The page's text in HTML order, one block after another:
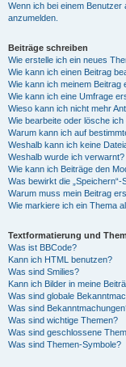
Wenn ich bei einem
anzumelden.
Beiträge schreiben
Wie erstelle ich ein neues
Wie kann ich einen Beitrag
Wie kann ich meinem Beitrag
Wie kann ich eine Umfrage
Wieso kann ich nicht mehr
Wie bearbeite oder lösche
Warum kann ich auf
Weshalb kann ich keine
Weshalb wurde ich verwarnt?
Wie kann ich Beiträge den
Was bewirkt die
Warum muss mein Beitrag
Wie markiere ich ein Thema
Textformatierung und
Was ist BBCode?
Kann ich HTML benutzen?
Was sind Smilies?
Kann ich Bilder in meine
Was sind globale
Was sind
Was sind wichtige Themen?
Was sind geschlossene
Was sind Themen-Symbole?